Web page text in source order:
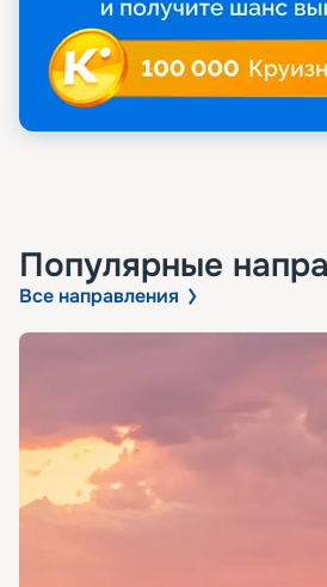
Популярные
Все направления